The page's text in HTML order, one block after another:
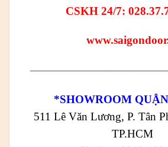
CSKH 24/7:
*SHOWROOM
511 Lê Văn Lương, P. Tân
TP.HCM